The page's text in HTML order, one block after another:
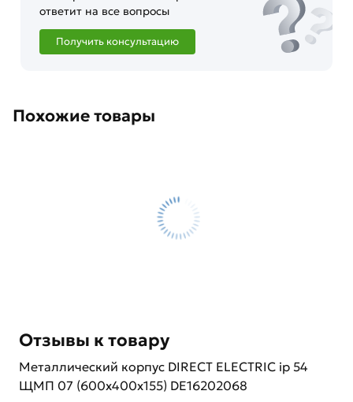
ответит на все вопросы
Получить консультацию
Похожие товары
Отзывы к товару
Металлический корпус DIRECT ELECTRIC ip 54
ЩМП 07 (600x400x155) DE16202068